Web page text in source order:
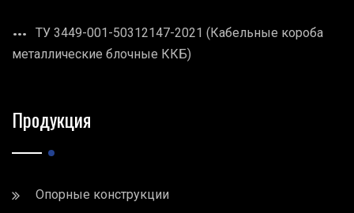
ТУ 3449-001-50312147-2021 (Кабельные короба
металлические блочные ККБ)
Продукция
Опорные конструкции